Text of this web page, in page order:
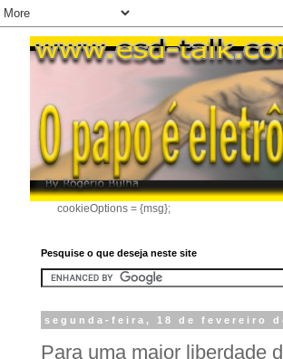
cookieOptions = {msg};
Pesquise o que deseja neste site
segunda-feira, 18 de fevereiro
Para uma maior liberdade